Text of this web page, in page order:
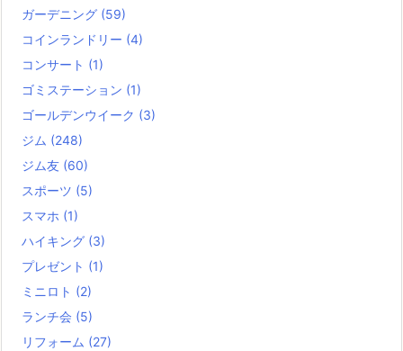
ガーデニング (59)
コインランドリー (4)
コンサート (1)
ゴミステーション (1)
ゴールデンウイーク (3)
ジム (248)
ジム友 (60)
スポーツ (5)
スマホ (1)
ハイキング (3)
プレゼント (1)
ミニロト (2)
ランチ会 (5)
リフォーム (27)